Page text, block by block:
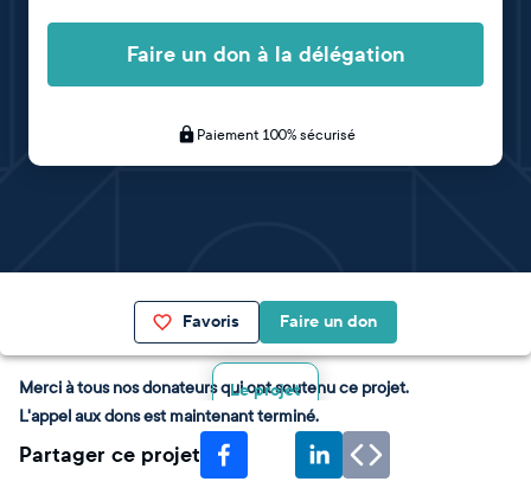
Faire un don à la délégation
Paiement 100% sécurisé
Favoris Faire un don
Le projet
Merci à tous nos donateurs qui ont soutenu ce projet.
L'appel aux dons est maintenant terminé.
Partager ce projet